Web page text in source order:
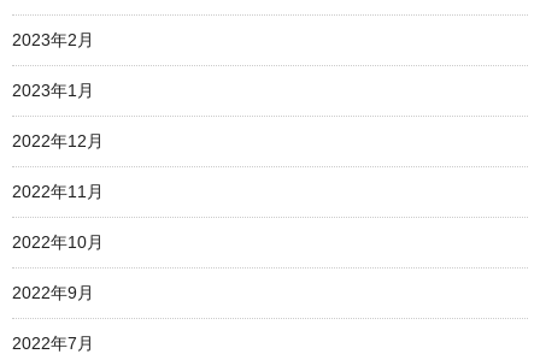
2023年2月
2023年1月
2022年12月
2022年11月
2022年10月
2022年9月
2022年7月